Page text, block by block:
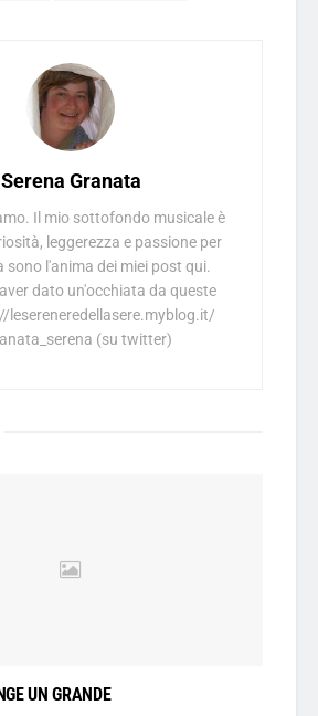
Serena Granata
Il mio sottofondo musicale è
leggerezza e passione per
sono l'anima dei miei post qui.
dato un'occhiata da queste
lesereneredellasere.myblog.it/
(su twitter)
UN GRANDE